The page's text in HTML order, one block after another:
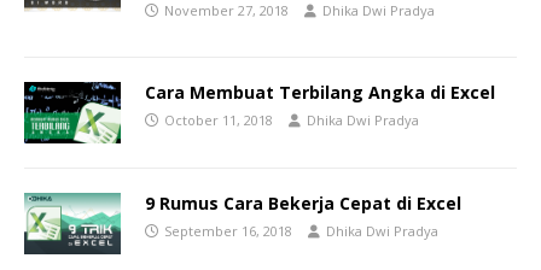
November 27, 2018 Dhika Dwi Pradya
Cara Membuat Terbilang Angka di Excel
October 11, 2018 Dhika Dwi Pradya
9 Rumus Cara Bekerja Cepat di Excel
September 16, 2018 Dhika Dwi Pradya